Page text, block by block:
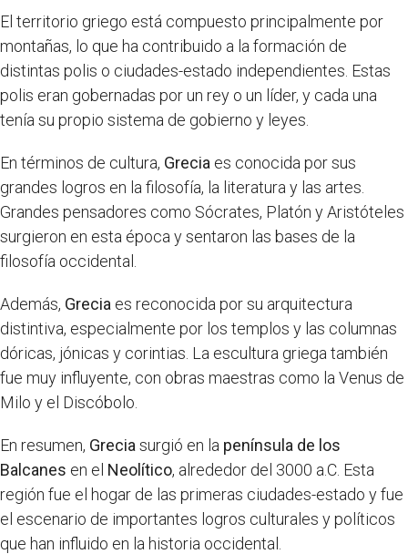
El territorio griego está compuesto principalmente por
montañas, lo que ha contribuido a la formación de
distintas polis o ciudades-estado independientes. Estas
polis eran gobernadas por un rey o un líder, y cada una
tenía su propio sistema de gobierno y leyes.
En términos de cultura, Grecia es conocida por sus
grandes logros en la filosofía, la literatura y las artes.
Grandes pensadores como Sócrates, Platón y Aristóteles
surgieron en esta época y sentaron las bases de la
filosofía occidental.
Además, Grecia es reconocida por su arquitectura
distintiva, especialmente por los templos y las columnas
dóricas, jónicas y corintias. La escultura griega también
fue muy influyente, con obras maestras como la Venus de
Milo y el Discóbolo.
En resumen, Grecia surgió en la península de los
Balcanes en el Neolítico, alrededor del 3000 a.C. Esta
región fue el hogar de las primeras ciudades-estado y fue
el escenario de importantes logros culturales y políticos
que han influido en la historia occidental.